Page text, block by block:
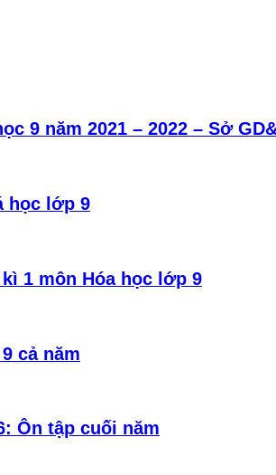
9 năm 2021 – 2022 – Sở
học lớp 9
1 môn Hóa học lớp 9
cả năm
Ôn tập cuối năm